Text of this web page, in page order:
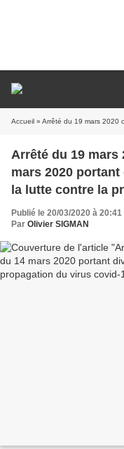
Accueil » Arrêté du 19 mars 2020 complétant l'arrêté du
Arrêté du 19 mars
mars 2020
la lutte contre la
Publié le 20/03/2020 à 20:41
Par Olivier SIGMAN